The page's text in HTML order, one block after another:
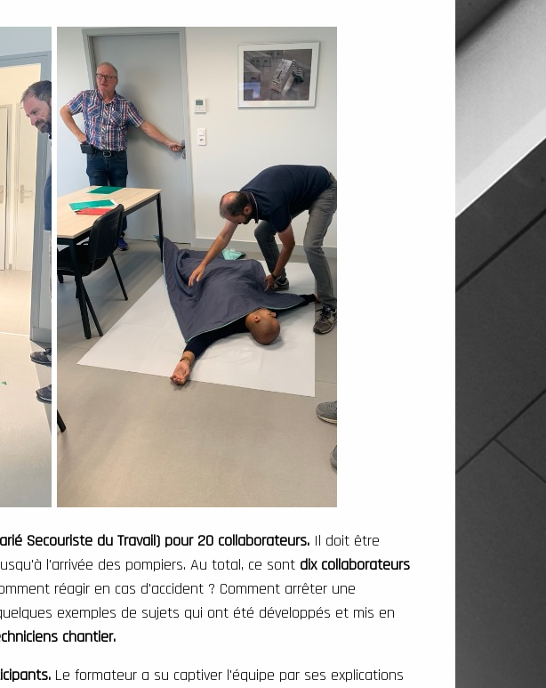
Secouriste du Travail) pour 20 collaborateurs. Il doit être
l'arrivée des pompiers. Au total, ce sont dix collaborateurs
réagir en cas d'accident ? Comment arrêter une
exemples de sujets qui ont été développés et mis en
chantier.
Le formateur a su captiver l'équipe par ses explications